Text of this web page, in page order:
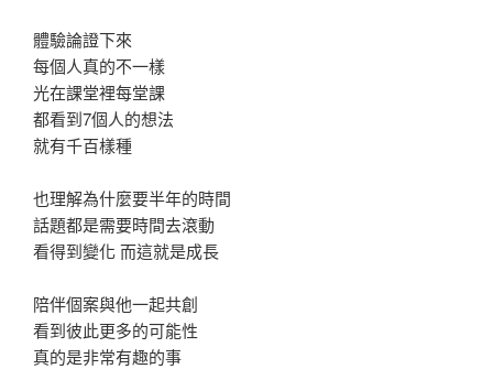
體驗論證下來
每個人真的不一樣
光在課堂裡每堂課
都看到7個人的想法
就有千百樣種
也理解為什麼要半年的時間
話題都是需要時間去滾動
看得到變化 而這就是成長
陪伴個案與他一起共創
看到彼此更多的可能性
真的是非常有趣的事